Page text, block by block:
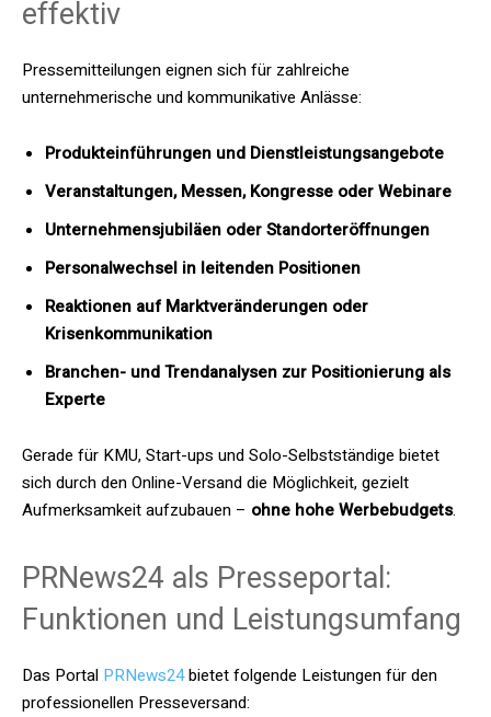
effektiv
Pressemitteilungen eignen sich für zahlreiche
unternehmerische und kommunikative Anlässe:
Produkteinführungen und Dienstleistungsangebote
Veranstaltungen, Messen, Kongresse oder Webinare
Unternehmensjubiläen oder Standorteröffnungen
Personalwechsel in leitenden Positionen
Reaktionen auf Marktveränderungen oder
Krisenkommunikation
Branchen- und Trendanalysen zur Positionierung als
Experte
Gerade für KMU, Start-ups und Solo-Selbstständige bietet
sich durch den Online-Versand die Möglichkeit, gezielt
Aufmerksamkeit aufzubauen – ohne hohe Werbebudgets.
PRNews24 als Presseportal:
Funktionen und Leistungsumfang
Das Portal PRNews24bietet folgende Leistungen für den
professionellen Presseversand: